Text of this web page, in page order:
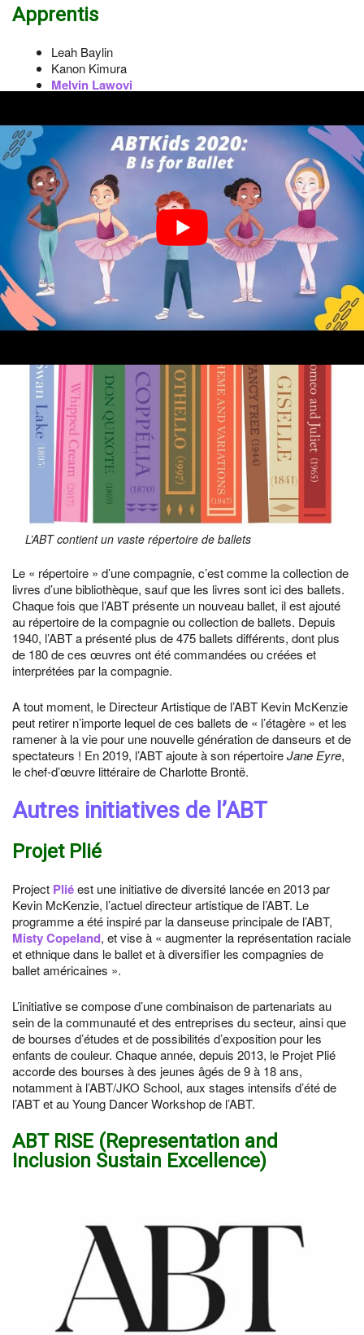
Apprentis
Leah Baylin
Kanon Kimura
Melvin Lawovi
Chloe Misseldine
Le répertoire de l’ABT
L’ABT contient un vaste répertoire de ballets
Le « répertoire » d’une compagnie, c’est comme la collection de
livres d’une bibliothèque, sauf que les livres sont ici des ballets.
Chaque fois que l’ABT présente un nouveau ballet, il est ajouté
au répertoire de la compagnie ou collection de ballets. Depuis
1940, l’ABT a présenté plus de 475 ballets différents, dont plus
de 180 de ces œuvres ont été commandées ou créées et
interprétées par la compagnie.
A tout moment, le Directeur Artistique de l’ABT Kevin McKenzie
peut retirer n’importe lequel de ces ballets de « l’étagère » et les
ramener à la vie pour une nouvelle génération de danseurs et de
spectateurs ! En 2019, l’ABT ajoute à son répertoireJane Eyre,
le chef-d’œuvre littéraire de Charlotte Brontë.
Autres initiatives de l’ABT
Projet Plié
Project Pliéest une initiative de diversité lancée en 2013 par
Kevin McKenzie, l’actuel directeur artistique de l’ABT. Le
programme a été inspiré par la danseuse principale de l’ABT,
Misty Copeland, et vise à « augmenter la représentation raciale
et ethnique dans le ballet et à diversifier les compagnies de
ballet américaines ».
L’initiative se compose d’une combinaison de partenariats au
sein de la communauté et des entreprises du secteur, ainsi que
de bourses d’études et de possibilités d’exposition pour les
enfants de couleur. Chaque année, depuis 2013, le Projet Plié
accorde des bourses à des jeunes âgés de 9 à 18 ans,
notamment à l’ABT/JKO School, aux stages intensifs d’été de
l’ABT et au Young Dancer Workshop de l’ABT.
ABT RISE (Representation and
Inclusion Sustain Excellence)